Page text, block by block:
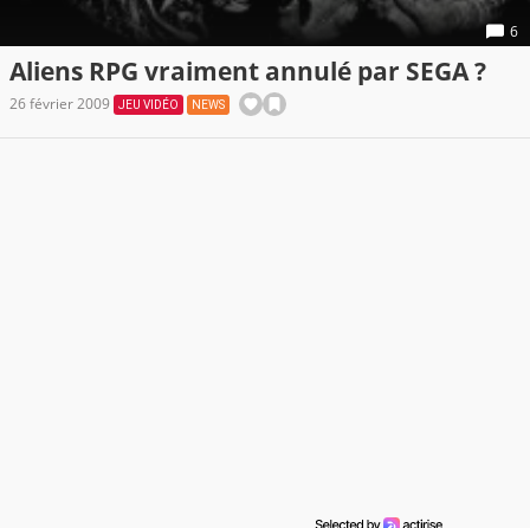
6
Aliens RPG vraiment annulé par SEGA ?
26 février 2009 JEU VIDÉO NEWS